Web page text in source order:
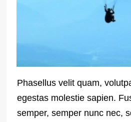
Phasellus velit quam,
egestas molestie sapien.
semper, semper nunc nec,